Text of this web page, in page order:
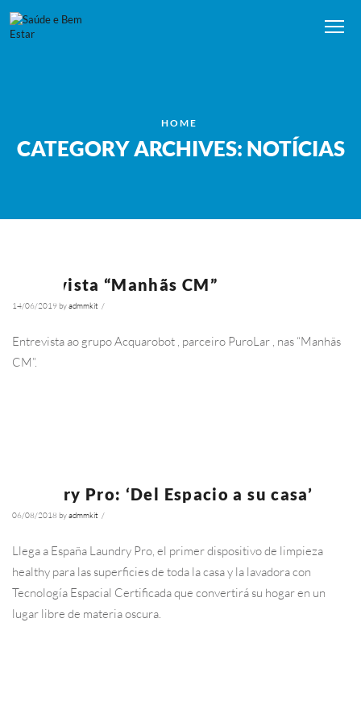
HOME
CATEGORY ARCHIVES: NOTÍCIAS
Entrevista “Manhãs CM”
14/06/2019 byadmmkit /
Entrevista ao grupo Acquarobot , parceiro PuroLar , nas “Manhãs
CM”.
Laundry Pro: ‘Del Espacio a su casa’
06/08/2018 byadmmkit /
Llega a España Laundry Pro, el primer dispositivo de limpieza
healthy para las superficies de toda la casa y la lavadora con
Tecnología Espacial Certificada que convertirá su hogar en un
lugar libre de materia oscura.